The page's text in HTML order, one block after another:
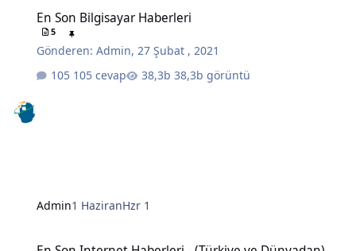
En Son Bilgisayar Haberleri
5
Gönderen:Admin,27 Şubat , 2021
105 cevap
38,3b görüntü
Admin1 HaziranHzr 1